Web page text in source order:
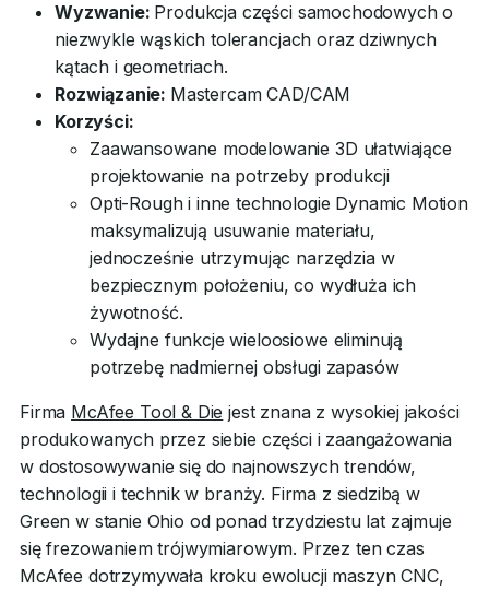
Wyzwanie: Produkcja części samochodowych o
niezwykle wąskich tolerancjach oraz dziwnych
kątach i geometriach.
Rozwiązanie: Mastercam CAD/CAM
Korzyści:
Zaawansowane modelowanie 3D ułatwiające
projektowanie na potrzeby produkcji
Opti-Rough i inne technologie Dynamic Motion
maksymalizują usuwanie materiału,
jednocześnie utrzymując narzędzia w
bezpiecznym położeniu, co wydłuża ich
żywotność.
Wydajne funkcje wieloosiowe eliminują
potrzebę nadmiernej obsługi zapasów
Firma McAfee Tool & Die jest znana z wysokiej jakości
produkowanych przez siebie części i zaangażowania
w dostosowywanie się do najnowszych trendów,
technologii i technik w branży. Firma z siedzibą w
Green w stanie Ohio od ponad trzydziestu lat zajmuje
się frezowaniem trójwymiarowym. Przez ten czas
McAfee dotrzymywała kroku ewolucji maszyn CNC,